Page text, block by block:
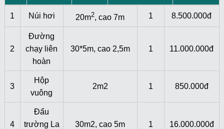
1 Núi hơi 20m2, cao 7m 1 8.500.000đ
2
Đường
chạy liên
hoàn
30*5m, cao 2,5m 1 11.000.000đ
3
Hộp
vuông
2m2 1 850.000đ
4
Đấu
trường La
30m2, cao 5m 1 16.000.000đ